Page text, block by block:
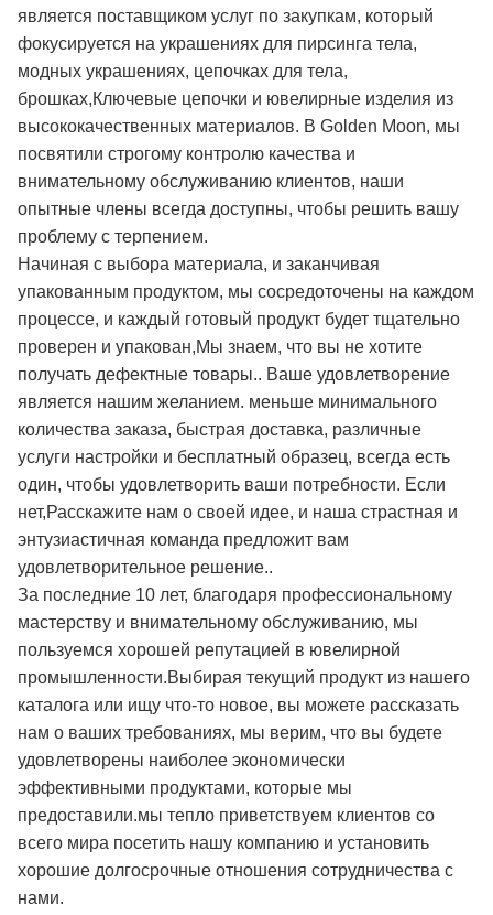
является поставщиком услуг по закупкам, который
фокусируется на украшениях для пирсинга тела,
модных украшениях, цепочках для тела,
брошках,Ключевые цепочки и ювелирные изделия из
высококачественных материалов. В Golden Moon, мы
посвятили строгому контролю качества и
внимательному обслуживанию клиентов, наши
опытные члены всегда доступны, чтобы решить вашу
проблему с терпением.
Начиная с выбора материала, и заканчивая
упакованным продуктом, мы сосредоточены на каждом
процессе, и каждый готовый продукт будет тщательно
проверен и упакован,Мы знаем, что вы не хотите
получать дефектные товары.. Ваше удовлетворение
является нашим желанием. меньше минимального
количества заказа, быстрая доставка, различные
услуги настройки и бесплатный образец, всегда есть
один, чтобы удовлетворить ваши потребности. Если
нет,Расскажите нам о своей идее, и наша страстная и
энтузиастичная команда предложит вам
удовлетворительное решение..
За последние 10 лет, благодаря профессиональному
мастерству и внимательному обслуживанию, мы
пользуемся хорошей репутацией в ювелирной
промышленности.Выбирая текущий продукт из нашего
каталога или ищу что-то новое, вы можете рассказать
нам о ваших требованиях, мы верим, что вы будете
удовлетворены наиболее экономически
эффективными продуктами, которые мы
предоставили.мы тепло приветствуем клиентов со
всего мира посетить нашу компанию и установить
хорошие долгосрочные отношения сотрудничества с
нами.